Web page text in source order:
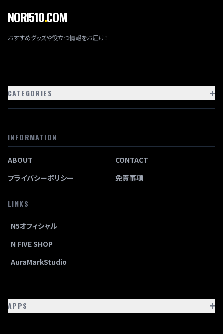
NORI510.COM
おすすめグッズや役立つ情報をお届け！
CATEGORIES +
INFORMATION
ABOUT
CONTACT
プライバシーポリシー
免責事項
LINKS
N5オフィシャル
N FIVE SHOP
AuraMarkStudio
APPS +